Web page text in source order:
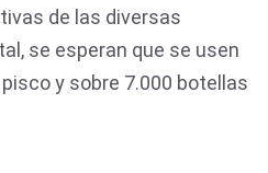
de las diversas
se esperan que se usen
y sobre 7.000 botellas